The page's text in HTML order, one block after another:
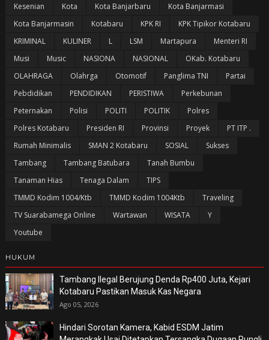
Kesenian
Kota Kota Banjarbaru
Kota Banjarmasi
Kota Banjarmasin
Kotabaru KPK RI
KPK Tipikor Kotabaru
KRIMINAL
KULINER L LSM Martapura
Menteri RI
Musi
Music NASIONA NASIONAL
OKab. Kotabaru
OLAHRAGA
Olahrga Otomotif Panglima TNI
Partai
Pebdidikan
PENDIDIKAN PERISTIWA
Perkebunan
Peternakan
Polisi POLITI POLITIK
Polres
Polres Kotabaru
Presiden RI Provinsi Proyek
PT ITP .
Rumah Minimalis
SMAN 2 Kotabaru SOSIAL
Sukses
Tambang
Tambang Batubara
Tanah Bumbu
Tanaman Hias
Tenaga Dalam
TIPS
TMMD Kodim 1004/Ktb
TMMD Kodim 1004Ktb
Traveling
TV Suarabamega Online
Wartawan WISATA
Y
Youtube
HUKUM
Tambang Ilegal Berujung Denda Rp400 Juta, Kejari
Kotabaru Pastikan Masuk Kas Negara
Ago 05, 2026
Hindari Sorotan Kamera, Kabid ESDM Jatim